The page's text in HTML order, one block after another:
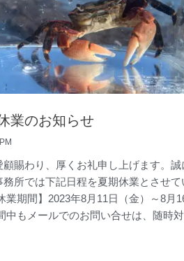
業のお知らせ
賜わり、厚くお礼申し上げます。誠
務所では下記日程を夏期休業とさせて
業期間】2023年8月11日（金）～8月
中もメールでのお問い合せは、随時対